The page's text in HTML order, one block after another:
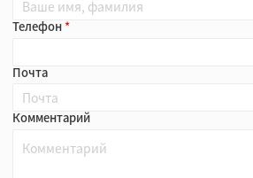
Телефон
Почта
Комментарий